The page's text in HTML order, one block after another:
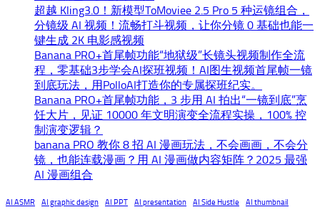
超越 Kling3.0！新模型ToMoviee 2.5 Pro 5 种运镜组合，
分镜级 AI 视频！流畅打斗视频，让你分镜 0 基础也能一
键生成 2K 电影感视频
Banana PRO+首尾帧功能“地狱级”长镜头视频制作全流
程，零基础3步学会AI探班视频！AI图生视频首尾帧一镜
到底玩法，用PolloAI打造你的专属探班纪实。
Banana PRO+首尾帧功能，3 步用 AI 拍出“一镜到底”烹
饪大片，见证 10000 年文明演变全流程实操，100% 控
制演变逻辑？
banana PRO 教你 8 招 AI 漫画玩法，不会画画，不会分
镜，也能连载漫画？用 AI 漫画做内容矩阵？2025 最强
AI 漫画组合
AI ASMR AI graphic design AI PPT AI presentation AI Side Hustle AI thumbnail